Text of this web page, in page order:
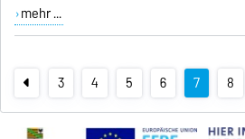
mehr ...
3 4 5 6 7 8